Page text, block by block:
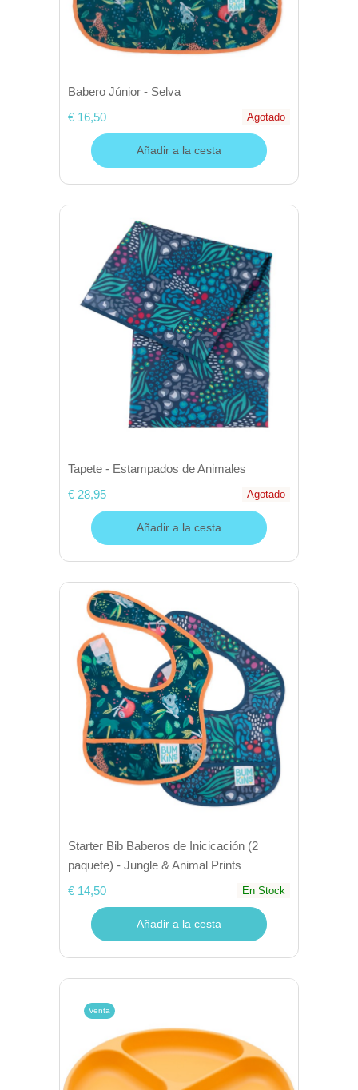
Babero Júnior - Selva
€ 16,50
Agotado
Añadir a la cesta
Tapete - Estampados de Animales
€ 28,95
Agotado
Añadir a la cesta
Starter Bib Baberos de Inicicación (2
paquete) - Jungle & Animal Prints
€ 14,50
En Stock
Añadir a la cesta
Venta